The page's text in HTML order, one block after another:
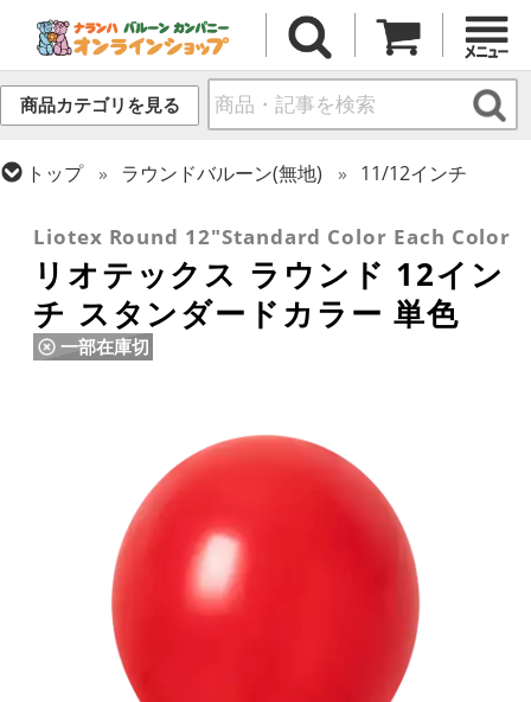
商品カテゴリを見る
トップ ラウンドバルーン(無地)
11/12インチ
Liotex Round 12"Standard Color Each Color
リオテックス ラウンド 12イン
チ スタンダードカラー 単色
一部在庫切